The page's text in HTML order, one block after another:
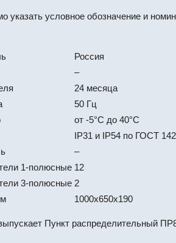
указать условное обозначение и
Россия
–
24 месяца
50 Гц
от -5°С до 40°С
IP31 и IP54 по ГОСТ
–
1-полюсные 12
3-полюсные 2
1000х650х190
Пункт распределительный